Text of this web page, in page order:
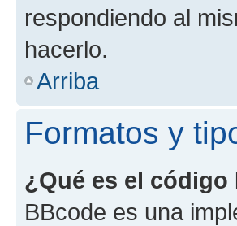
respondiendo al
hacerlo.
Arriba
Formatos y
¿Qué es el código
BBcode es una